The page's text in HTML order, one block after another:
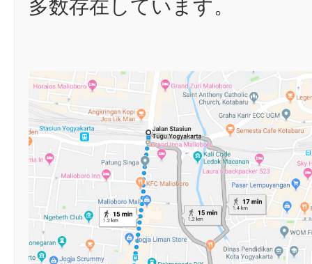
多数存在しています。